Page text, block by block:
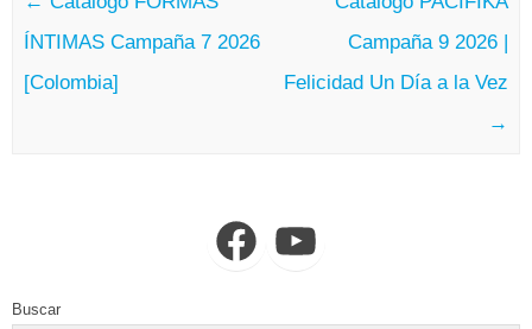
ÍNTIMAS Campaña 7 2026
[Colombia]
Campaña 9 2026 |
Felicidad Un Día a la Vez
→
FacebookYouTube
Buscar